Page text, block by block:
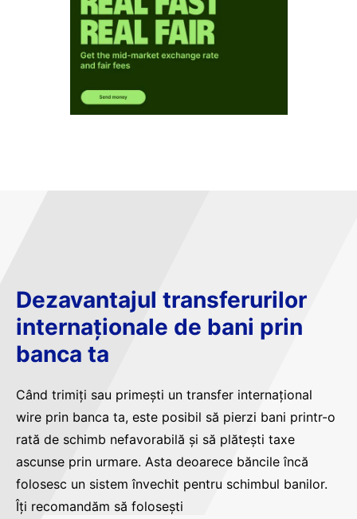
Dezavantajul transferurilor
internaționale de bani prin
banca ta
Când trimiți sau primești un transfer internațional
wire prin banca ta, este posibil să pierzi bani printr-o
rată de schimb nefavorabilă și să plătești taxe
ascunse prin urmare. Asta deoarece băncile încă
folosesc un sistem învechit pentru schimbul banilor.
Îți recomandăm să folosești